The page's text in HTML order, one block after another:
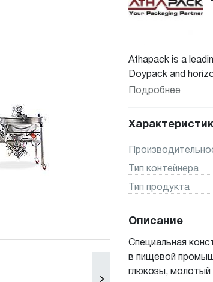
Athapack is a
Doypack and
weighers, linear
and special
Подробнее
Тип контейнера
Тип продукта
Описание
Специальная
в пищевой
глюкозы,